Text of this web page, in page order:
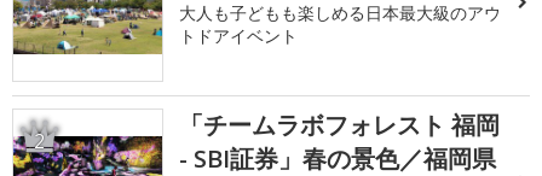
大人も子どもも楽しめる日本最大級のアウ
トドアイベント
2
「チームラボフォレスト 福岡
- SBI証券」春の景色／福岡県